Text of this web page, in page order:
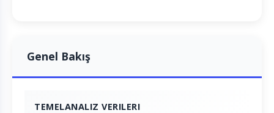
Genel Bakış
TEMELANALIZ VERILERI